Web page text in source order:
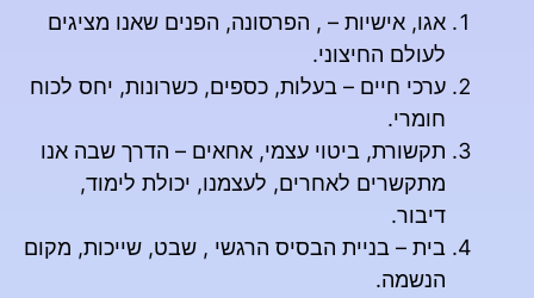
אגו, אישיות – , הפרסונה, הפנים שאנו מציגים
לעולם החיצוני.
ערכי חיים – בעלות, כספים, כשרונות, יחס לכוח
חומרי.
תקשורת, ביטוי עצמי, אחאים – הדרך שבה אנו
מתקשרים לאחרים, לעצמנו, יכולת לימוד,
דיבור.
בית – בניית הבסיס הרגשי , שבט, שייכות, מקום
הנשמה.